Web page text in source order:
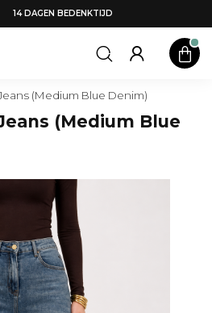
14 DAGEN BEDENKTIJD
(Medium Blue Denim)
(Medium Blue